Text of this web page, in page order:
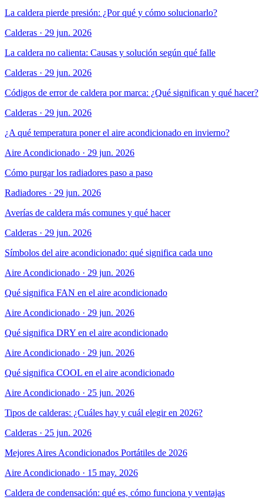
La caldera pierde presión: ¿Por qué y cómo solucionarlo?
Calderas · 29 jun. 2026
La caldera no calienta: Causas y solución según qué falle
Calderas · 29 jun. 2026
Códigos de error de caldera por marca: ¿Qué significan y qué hacer?
Calderas · 29 jun. 2026
¿A qué temperatura poner el aire acondicionado en invierno?
Aire Acondicionado · 29 jun. 2026
Cómo purgar los radiadores paso a paso
Radiadores · 29 jun. 2026
Averías de caldera más comunes y qué hacer
Calderas · 29 jun. 2026
Símbolos del aire acondicionado: qué significa cada uno
Aire Acondicionado · 29 jun. 2026
Qué significa FAN en el aire acondicionado
Aire Acondicionado · 29 jun. 2026
Qué significa DRY en el aire acondicionado
Aire Acondicionado · 29 jun. 2026
Qué significa COOL en el aire acondicionado
Aire Acondicionado · 25 jun. 2026
Tipos de calderas: ¿Cuáles hay y cuál elegir en 2026?
Calderas · 25 jun. 2026
Mejores Aires Acondicionados Portátiles de 2026
Aire Acondicionado · 15 may. 2026
Caldera de condensación: qué es, cómo funciona y ventajas